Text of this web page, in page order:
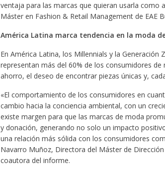
ventaja para las marcas que quieran usarla como
Máster en Fashion & Retail Management de EAE
América Latina marca tendencia en la moda
En América Latina, los Millennials y la Generación
representan más del 60% de los consumidores
ahorro, el deseo de encontrar piezas únicas y,
«El comportamiento de los consumidores en
cambio hacia la conciencia ambiental, con un
existe margen para que las marcas de moda
y donación, generando no solo un impacto
una relación más sólida con los consumidores
Navarro Muñoz, Directora del Máster de
coautora del informe.